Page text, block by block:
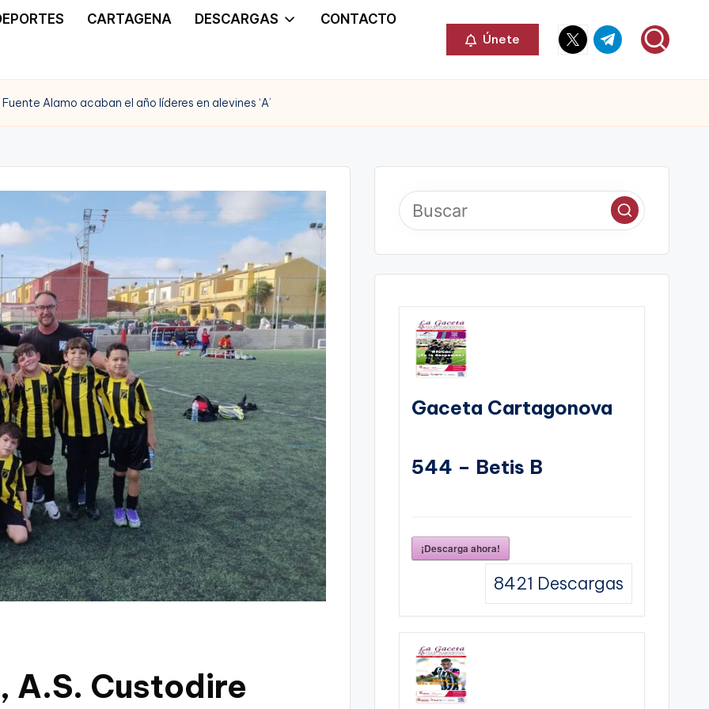
CARTAGENA DESCARGAS CONTACTO
Únete
Elemento
del
Elemento
del
Alamo acaban el año líderes en alevines ‘A’
A.S. Custodire
Gaceta Cartagonova
544 – Betis B
¡Descarga ahora!
8421 Descargas